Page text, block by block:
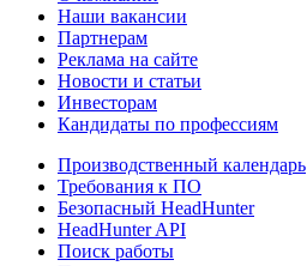
Наши вакансии
Партнерам
Реклама на сайте
Новости и статьи
Инвесторам
Кандидаты по профессиям
Производственный календарь
Требования к ПО
Безопасный HeadHunter
HeadHunter API
Поиск работы